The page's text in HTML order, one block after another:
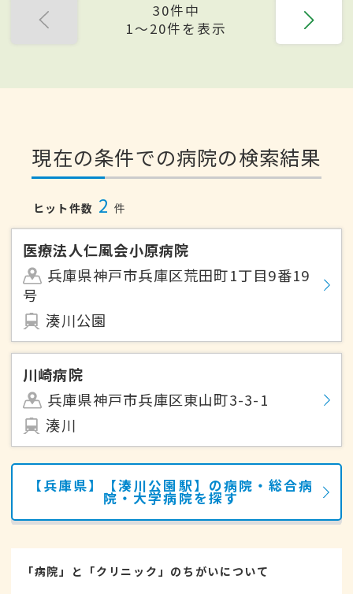
30件中
1〜20件を表示
現在の条件での病院の検索結果
ヒット件数 2 件
医療法人仁風会小原病院
兵庫県神戸市兵庫区荒田町1丁目9番19
号
湊川公園
川崎病院
兵庫県神戸市兵庫区東山町3-3-1
湊川
【兵庫県】【湊川公園駅】の病院・総合病
院・大学病院を探す
「病院」と「クリニック」のちがいについて